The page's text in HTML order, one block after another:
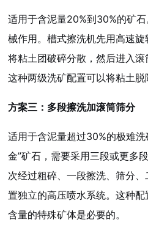
适用于含泥量20%到30%的矿
械作用。槽式擦洗机先用高速旋
将粘土团破碎分散，然后进入滚
这种两级洗矿配置可以将粘土脱
方案三：多段擦洗加滚筒筛分
适用于含泥量超过30%的极难
金”矿石，需要采用三段或更多
次经过粗碎、一段擦洗、筛分
置独立的高压喷水系统。这种
含量的特殊矿体是必要的。